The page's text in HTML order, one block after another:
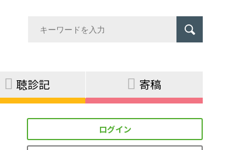
聴診記 寄稿
ログイン